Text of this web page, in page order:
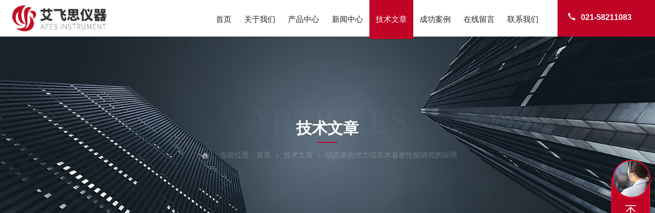
021-58211083
首页 关于我们 产品中心 新闻中心 技术文章 成功案例 在线留言 联系我们
ARTICLES
技术文章
当前位置： 首页 技术文章 动态表面张力仪在水凝胶性能研究的应用